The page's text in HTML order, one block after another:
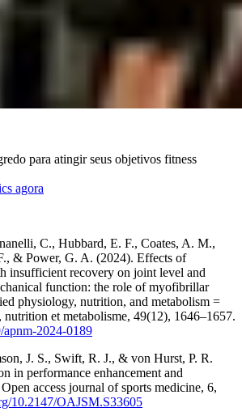
para atingir seus objetivos fitness
agora
C., Hubbard, E. F., Coates, A. M.,
& Power, G. A. (2024). Effects of
insufficient recovery on joint level and
function: the role of myofibrillar
physiology, nutrition, and metabolism =
et metabolisme, 49(12), 1646–1657.
apnm-2024-0189
J. S., Swift, R. J., & von Hurst, P. R.
in performance enhancement and
access journal of sports medicine, 6,
10.2147/OAJSM.S33605